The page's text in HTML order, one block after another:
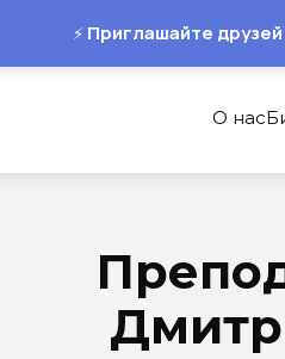
⚡ Приглашайте
О нас